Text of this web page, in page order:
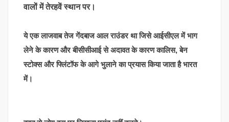
वालों में तेरहवें स्थान पर।
ये एक लाजवाब तेज गेंदबाज आल राउंडर था जिसे आईसीएल में भाग
लेने के कारण और बीसीसीआई से अदावत के कारण कालिस, बेन
स्टोक्स और फ्लिंटॉफ के आगे भुलाने का प्रयास किया जाता है भारत
में।